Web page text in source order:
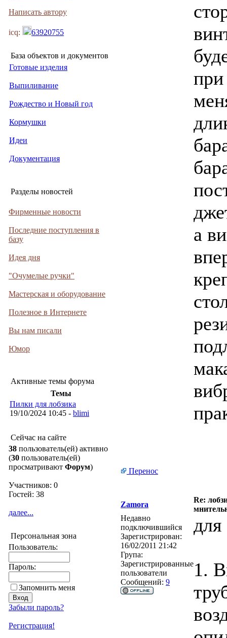
Написать автору
icq: 63920755
База объектов и документов
Готовые изделия
Выпиливание
Рождество и Новый год
Кормушки
Идеи
Документация
Разделы новостей
Фирменные новости
Последние поступления в
базу
Идея дня
"Очумелые ручки"
Мастерская и оборудование
Полезное в Интернете
Вы нам писали
Юмор
Активные темы форума
Темы
Пилки для лобзика
19/10/2024 10:45 - blimi
Сейчас на сайте
38 пользователь(ей) активно
(30 пользователь(ей)
просматривают Форум)
Участников: 0
Гостей: 38
далее...
Персональная зона
Пользователь:
Пароль:
Запомнить меня
Забыли пароль?
Регистрация!
а
Перенос
Zamora
Re:
Недавно
подключившийся
Зарегистрирован:
16/02/2011 21:42
Група:
Зарегистрированные
пользователи
Сообщений: 9
1.